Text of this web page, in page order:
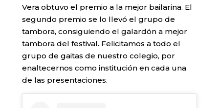
Vera obtuvo el premio a la mejor bailarina. El
segundo premio se lo llevó el grupo de
tambora, consiguiendo el galardón a mejor
tambora del festival. Felicitamos a todo el
grupo de gaitas de nuestro colegio, por
enaltecernos como institución en cada una
de las presentaciones.